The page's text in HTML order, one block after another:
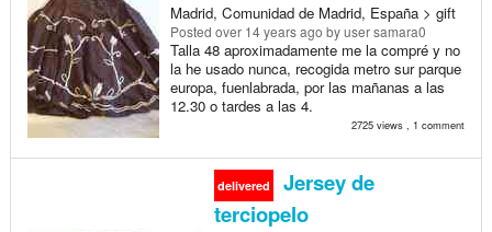
Madrid, Comunidad de Madrid, España > gift
Posted over 14 years ago by user samara0
Talla 48 aproximadamente me la compré y no
la he usado nunca, recogida metro sur parque
europa, fuenlabrada, por las mañanas a las
12.30 o tardes a las 4.
2725 views , 1 comment
delivered
Jersey de
terciopelo